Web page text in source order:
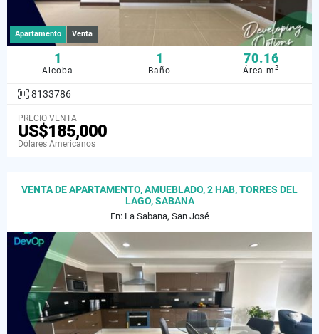
Apartamento Venta
1
Alcoba
1
Baño
70.16
Área m2
8133786
PRECIO VENTA
US$185,000
Dólares Americanos
VENTA DE APARTAMENTO, AMUEBLADO, 2 HAB, TORRES DEL
LAGO, SABANA
En: La Sabana, San José